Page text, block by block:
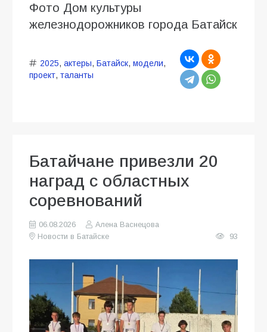
Фото Дом культуры
железнодорожников города Батайск
2025, актеры, Батайск, модели,
проект, таланты
Батайчане привезли 20
наград с областных
соревнований
06.08.2026
Алена Васнецова
Новости в Батайске
93